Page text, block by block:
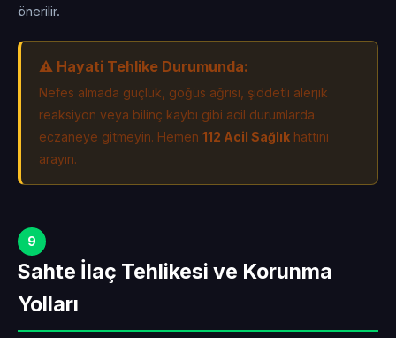
önerilir.
⚠️ Hayati Tehlike Durumunda:
Nefes almada güçlük, göğüs ağrısı, şiddetli alerjik
reaksiyon veya bilinç kaybı gibi acil durumlarda
eczaneye gitmeyin. Hemen 112 Acil Sağlık hattını
arayın.
9
Sahte İlaç Tehlikesi ve Korunma
Yolları